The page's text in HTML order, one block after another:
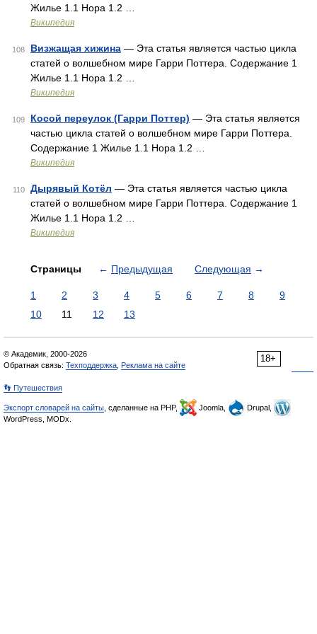
Жилье 1.1 Нора 1.2 …
Википедия
108 Визжащая хижина — Эта статья является частью цикла
статей о волшебном мире Гарри Поттера. Содержание 1
Жилье 1.1 Нора 1.2 …
Википедия
109 Косой переулок (Гарри Поттер) — Эта статья является
частью цикла статей о волшебном мире Гарри Поттера.
Содержание 1 Жилье 1.1 Нора 1.2 …
Википедия
110 Дырявый Котёл — Эта статья является частью цикла
статей о волшебном мире Гарри Поттера. Содержание 1
Жилье 1.1 Нора 1.2 …
Википедия
Страницы ← Предыдущая Следующая →
1 2 3 4 5 6 7 8
9
10
11 12 13
18+
© Академик, 2000-2026
Обратная связь: Техподдержка Реклама на сайте
👣 Путешествия
Экспорт словарей на сайты , сделанные на PHP, Joomla,
Drupal,
WordPress, MODx.